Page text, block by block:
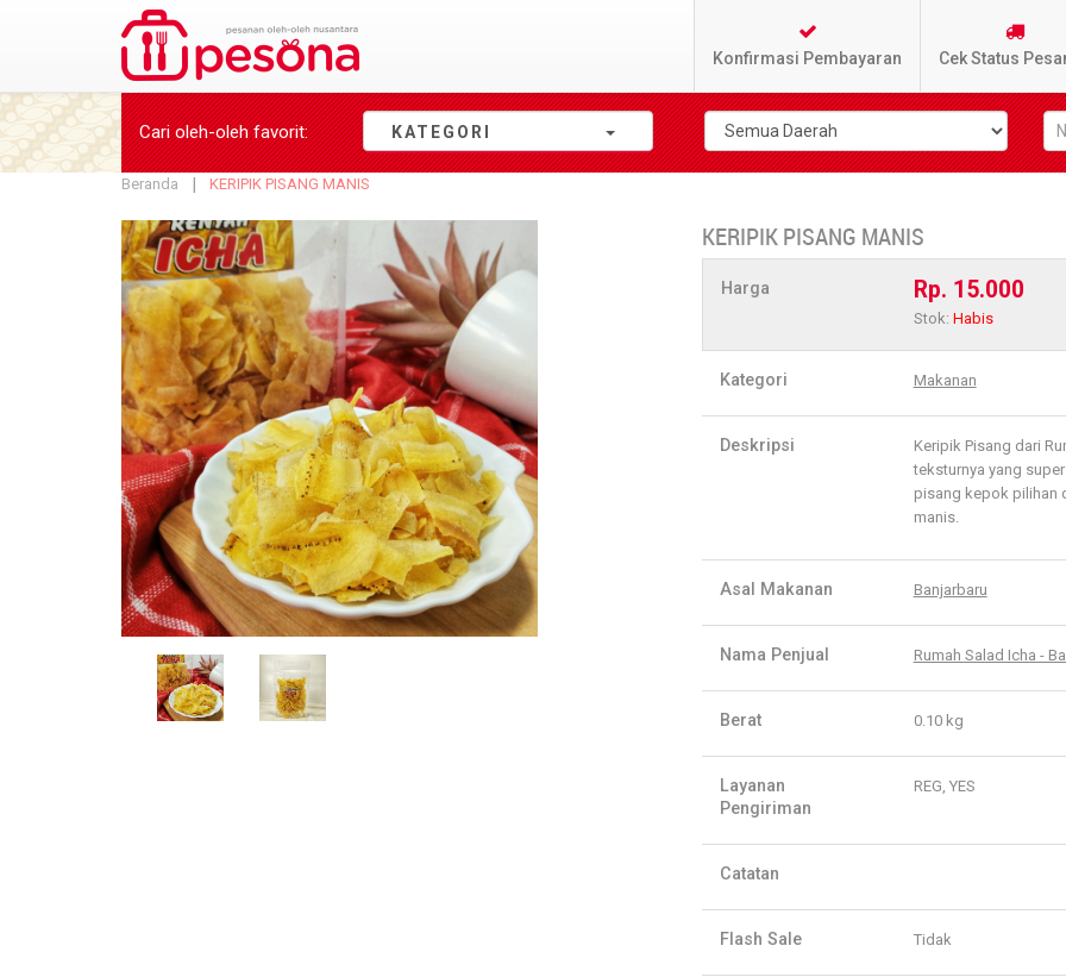
Konfirmasi Pembayaran Cek Status
Cari oleh-olehfavorit: KATEGORI
Beranda KERIPIK PISANG MANIS
KERIPIK PISANG MANIS
Harga Rp. 15.000
Stok:Habis
Kategori Makanan
Deskripsi
Keripik Pisang dari
teksturnya yang
pisang kepok pilihan
manis.
Asal Makanan Banjarbaru
Nama Penjual Rumah Salad Icha -
Berat 0.10 kg
Layanan
Pengiriman
REG, YES
Catatan
Flash Sale Tidak